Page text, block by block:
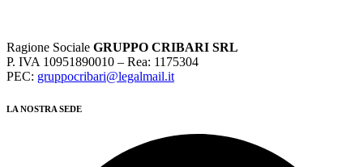
Ragione Sociale GRUPPO CRIBARI SRL
P. IVA 10951890010 – Rea: 1175304
PEC: gruppocribari@legalmail.it
LA NOSTRA SEDE